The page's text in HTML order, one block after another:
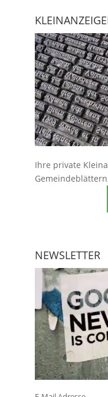
Ihre private
NEWSLETTER